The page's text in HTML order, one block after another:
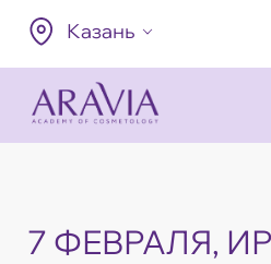
Казань
7 ФЕВРАЛЯ,